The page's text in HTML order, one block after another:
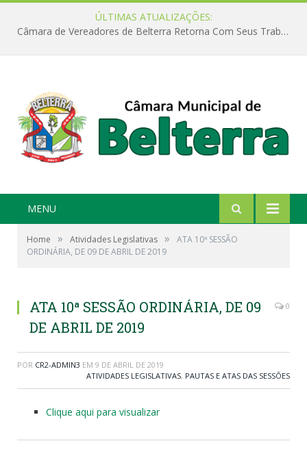
ÚLTIMAS ATUALIZAÇÕES:
Câmara de Vereadores de Belterra Retorna Com Seus Trabalhos Legislativos
MENU
Home » Atividades Legislativas »
ATA 10ª SESSÃO
ORDINÁRIA, DE 09 DE ABRIL DE 2019
ATA 10ª SESSÃO ORDINÁRIA, DE 09
DE ABRIL DE 2019
0
POR CR2-ADMIN3 EM 9 DE ABRIL DE 2019
ATIVIDADES LEGISLATIVAS, PAUTAS E ATAS DAS SESSÕES
Clique aqui para visualizar